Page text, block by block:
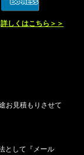
詳しくはこちら＞＞
お見積もりさせて
として『メール